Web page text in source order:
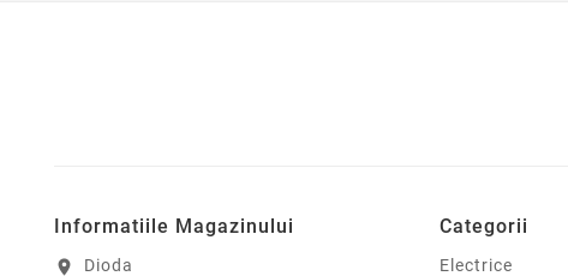
Informatiile Magazinului
location_on Dioda
Categorii
Electrice